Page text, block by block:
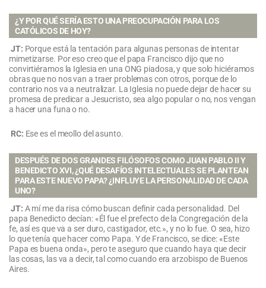
¿Y POR QUÉ SERÍA ESTO UNA PREOCUPACIÓN PARA LOS
CATÓLICOS DE HOY?
JT: Porque está la tentación para algunas personas de intentar
mimetizarse. Por eso creo que el papa Francisco dijo que no
convirtiéramos la Iglesia en una ONG piadosa, y que solo hiciéramos
obras que no nos van a traer problemas con otros, porque de lo
contrario nos va a neutralizar. La Iglesia no puede dejar de hacer su
promesa de predicar a Jesucristo, sea algo popular o no, nos vengan
a hacer una funa o no.
RC: Ese es el meollo del asunto.
DESPUÉS DE DOS GRANDES FILÓSOFOS COMO JUAN PABLO II Y
BENEDICTO XVI, ¿QUÉ DESAFÍOS INTELECTUALES SE PLANTEAN
PARA ESTE NUEVO PAPA? ¿INFLUYE LA PERSONALIDAD DE CADA
UNO?
JT: A mí me da risa cómo buscan definir cada personalidad. Del
papa Benedicto decían: «Él fue el prefecto de la Congregación de la
fe, así es que va a ser duro, castigador, etc.», y no lo fue. O sea, hizo
lo que tenía que hacer como Papa. Y de Francisco, se dice: «Este
Papa es buena onda», pero te aseguro que cuando haya que decir
las cosas, las va a decir, tal como cuando era arzobispo de Buenos
Aires.